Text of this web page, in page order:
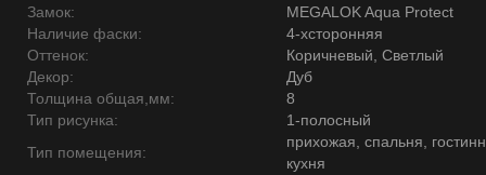
Замок:
MEGALOK Aqua Protect
Наличие фаски:
4-хсторонняя
Оттенок:
Коричневый, Светлый
Декор:
Дуб
Толщина общая,мм:
8
Тип рисунка:
1-полосный
Тип помещения:
прихожая, спальня,
кухня